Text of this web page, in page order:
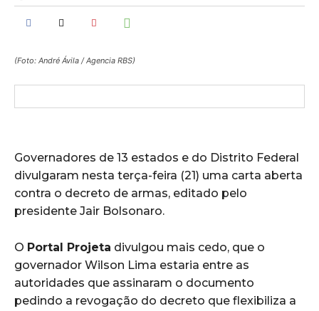
(Foto: André Ávila / Agencia RBS)
Governadores de 13 estados e do Distrito Federal
divulgaram nesta terça-feira (21) uma carta aberta
contra o decreto de armas, editado pelo
presidente Jair Bolsonaro.
O Portal Projeta divulgou mais cedo, que o
governador Wilson Lima estaria entre as
autoridades que assinaram o documento
pedindo a revogação do decreto que flexibiliza a